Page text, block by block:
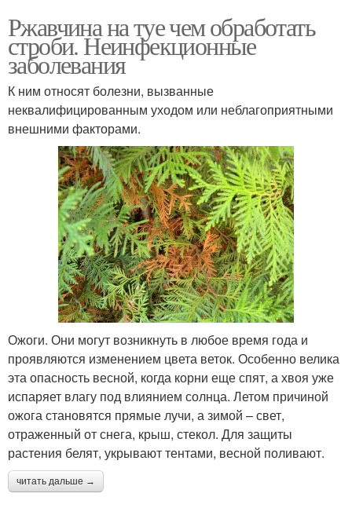
Ржавчина на туе чем обработать
строби. Неинфекционные
заболевания
К ним относят болезни, вызванные
неквалифицированным уходом или неблагоприятными
внешними факторами.
Ожоги. Они могут возникнуть в любое время года и
проявляются изменением цвета веток. Особенно велика
эта опасность весной, когда корни еще спят, а хвоя уже
испаряет влагу под влиянием солнца. Летом причиной
ожога становятся прямые лучи, а зимой – свет,
отраженный от снега, крыш, стекол. Для защиты
растения белят, укрывают тентами, весной поливают.
читать дальше →